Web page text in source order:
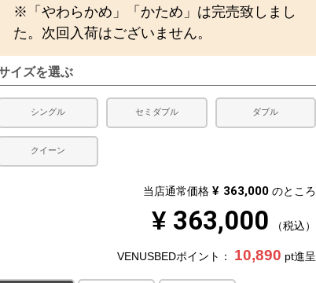
※「やわらかめ」「かため」は完売致しまし
た。次回入荷はございません。
イズを選ぶ
シングル セミダブル ダブル
クイーン
当店通常価格 ¥ 363,000 のところ
¥ 363,000 税込
VENUSBEDポイント： 10,890 pt進呈